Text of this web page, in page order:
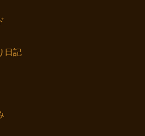
日記